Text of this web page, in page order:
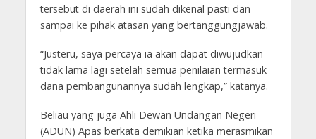
tersebut di daerah ini sudah dikenal pasti dan
sampai ke pihak atasan yang bertanggungjawab.
“Justeru, saya percaya ia akan dapat diwujudkan
tidak lama lagi setelah semua penilaian termasuk
dana pembangunannya sudah lengkap,” katanya.
Beliau yang juga Ahli Dewan Undangan Negeri
(ADUN) Apas berkata demikian ketika merasmikan